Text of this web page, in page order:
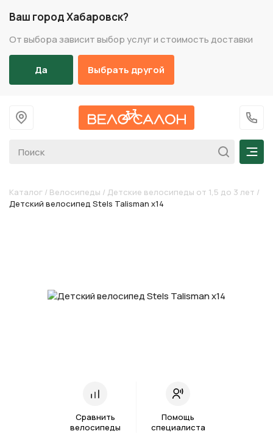
Ваш город Хабаровск?
От выбора зависит выбор услуг и стоимость доставки
Да Выбрать другой
На главную
+7
Каталог / Велосипеды / Детские велосипеды от 1,5 до 3 лет /
Детский велосипед Stels Talisman х14
Сравнить
велосипеды
Помощь
специалиста